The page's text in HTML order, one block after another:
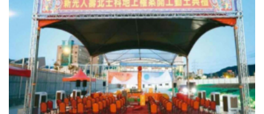
輝達真正留在台灣、越快越好」。